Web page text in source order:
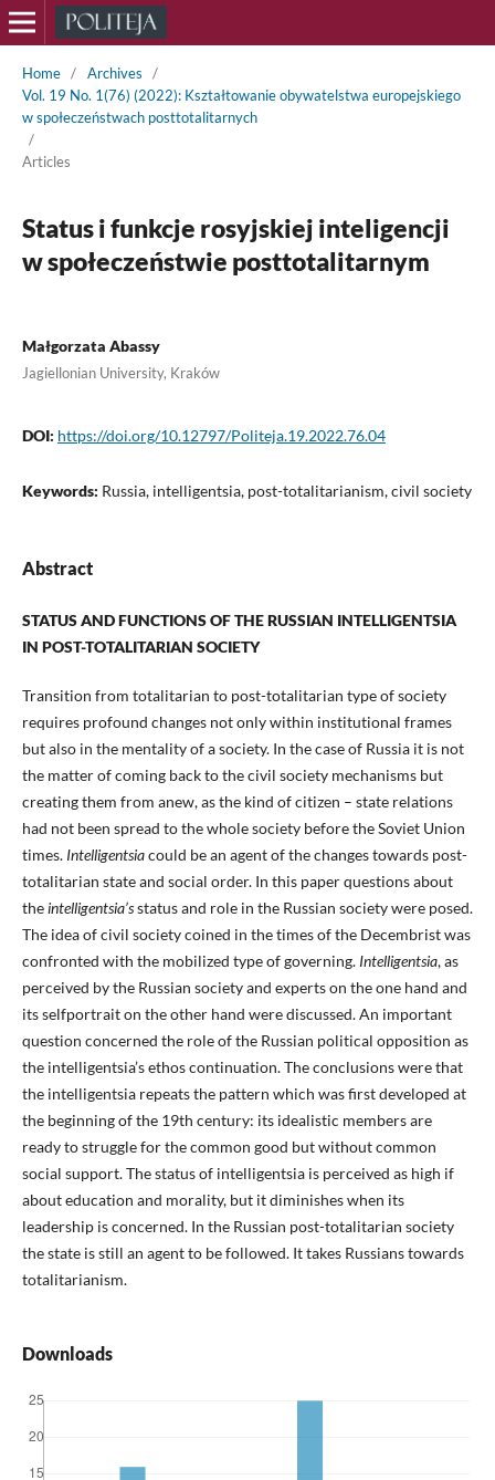
Home / Archives
/
Vol. 19 No. 1(76) (2022): Kształtowanie obywatelstwa europejskiego
w społeczeństwach posttotalitarnych
/
Articles
Status i funkcje rosyjskiej inteligencji
w społeczeństwie posttotalitarnym
Małgorzata Abassy
Jagiellonian University, Kraków
DOI: https://doi.org/10.12797/Politeja.19.2022.76.04
Keywords: Russia, intelligentsia, post-totalitarianism, civil society
Abstract
STATUS AND FUNCTIONS OF THE RUSSIAN INTELLIGENTSIA
IN POST-TOTALITARIAN SOCIETY
Transition from totalitarian to post-totalitarian type of society
requires profound changes not only within institutional frames
but also in the mentality of a society. In the case of Russia it is not
the matter of coming back to the civil society mechanisms but
creating them from anew, as the kind of citizen – state relations
had not been spread to the whole society before the Soviet Union
times. Intelligentsiacould be an agent of the changes towards post-
totalitarian state and social order. In this paper questions about
theintelligentsia’sstatus and role in the Russian society were posed.
The idea of civil society coined in the times of the Decembrist was
confronted with the mobilized type of governing. Intelligentsia, as
perceived by the Russian society and experts on the one hand and
its selfportrait on the other hand were discussed. An important
question concerned the role of the Russian political opposition as
the intelligentsia’s ethos continuation. The conclusions were that
the intelligentsia repeats the pattern which was first developed at
the beginning of the 19th century: its idealistic members are
ready to struggle for the common good but without common
social support. The status of intelligentsia is perceived as high if
about education and morality, but it diminishes when its
leadership is concerned. In the Russian post-totalitarian society
the state is still an agent to be followed. It takes Russians towards
totalitarianism.
Downloads